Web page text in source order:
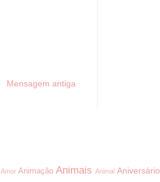
Mensagem antiga
Amor Animação Animais Animal Aniversário